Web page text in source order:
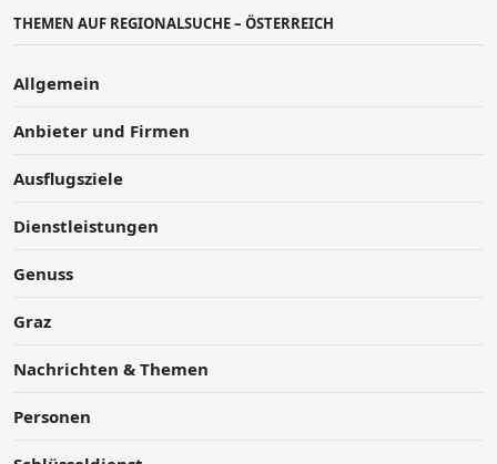
THEMEN AUF REGIONALSUCHE – ÖSTERREICH
Allgemein
Anbieter und Firmen
Ausflugsziele
Dienstleistungen
Genuss
Graz
Nachrichten & Themen
Personen